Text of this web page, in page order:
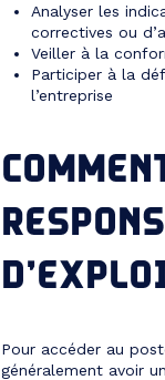
Analyser les
correctives ou
Veiller à la
Participer à la
l’entreprise
Pour accéder au
généralement avoir